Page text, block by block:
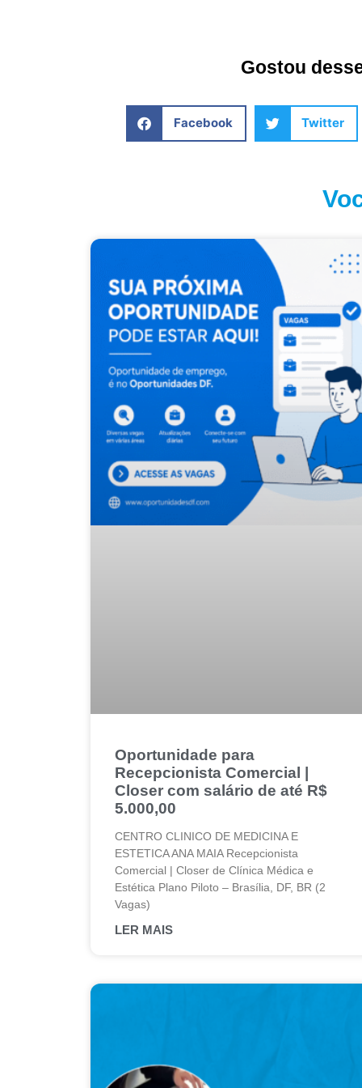
Gostou
Facebook Twitter
Oportunidade para
Recepcionista Comercial |
Closer com salário de até R$
5.000,00
CENTRO CLINICO DE MEDICINA E
ESTETICA ANA MAIA Recepcionista
Comercial | Closer de Clínica Médica e
Estética Plano Piloto – Brasília, DF, BR (2
Vagas)
LER MAIS